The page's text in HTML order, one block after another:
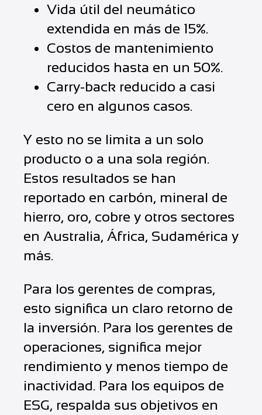
Vida útil del neumático
extendida en más de 15%.
Costos de mantenimiento
reducidos hasta en un 50%.
Carry-back reducido a casi
cero en algunos casos.
Y esto no se limita a un solo
producto o a una sola región.
Estos resultados se han
reportado en carbón, mineral de
hierro, oro, cobre y otros sectores
en Australia, África, Sudamérica y
más.
Para los gerentes de compras,
esto significa un claro retorno de
la inversión. Para los gerentes de
operaciones, significa mejor
rendimiento y menos tiempo de
inactividad. Para los equipos de
ESG, respalda sus objetivos en